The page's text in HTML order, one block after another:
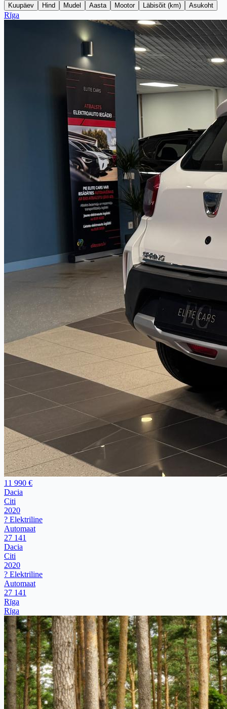
Kuupäev Hind Mudel Aasta Mootor Läbisõit (km) Asukoht
Rīga
11 990 €
Dacia
Citi
2020
? Elektriline
Automaat
27 141
Dacia
Citi
2020
? Elektriline
Automaat
27 141
Rīga
Rīga